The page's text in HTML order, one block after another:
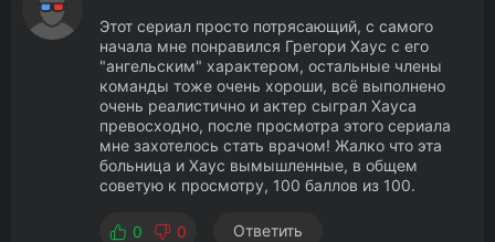
Этот сериал просто потрясающий, с самого
начала мне понравился Грегори Хаус с его
"ангельским" характером, остальные члены
команды тоже очень хороши, всё выполнено
очень реалистично и актер сыграл Хауса
превосходно, после просмотра этого сериала
мне захотелось стать врачом! Жалко что эта
больница и Хаус вымышленные, в общем
советую к просмотру, 100 баллов из 100.
0 0 Ответить